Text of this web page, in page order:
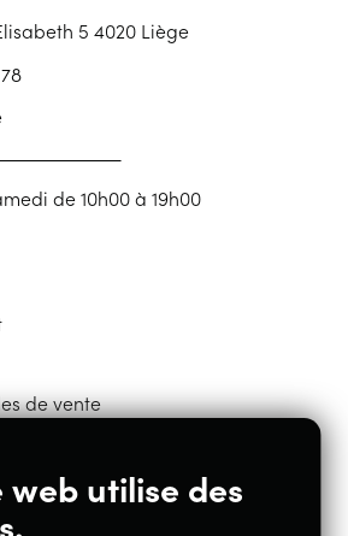
54020 Liège
de 10h00 à 19h00
de vente
web utilise des